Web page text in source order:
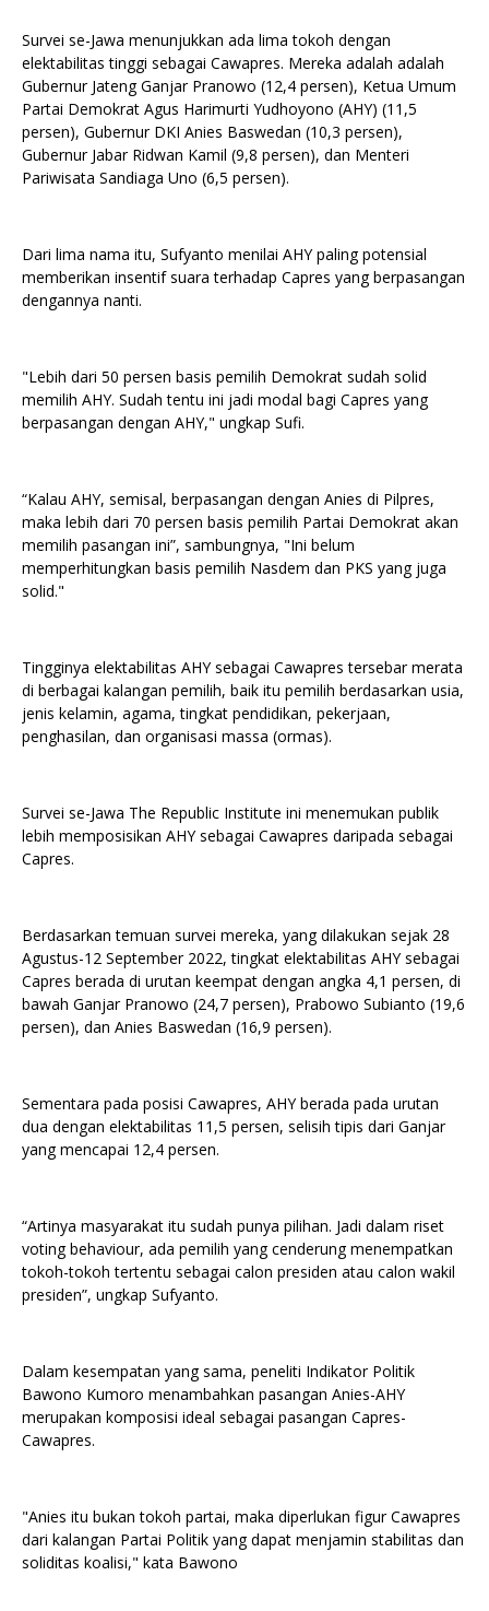
Survei se-Jawa menunjukkan ada lima tokoh dengan
elektabilitas tinggi sebagai Cawapres. Mereka adalah adalah
Gubernur Jateng Ganjar Pranowo (12,4 persen), Ketua Umum
Partai Demokrat Agus Harimurti Yudhoyono (AHY) (11,5
persen), Gubernur DKI Anies Baswedan (10,3 persen),
Gubernur Jabar Ridwan Kamil (9,8 persen), dan Menteri
Pariwisata Sandiaga Uno (6,5 persen).
Dari lima nama itu, Sufyanto menilai AHY paling potensial
memberikan insentif suara terhadap Capres yang berpasangan
dengannya nanti.
"Lebih dari 50 persen basis pemilih Demokrat sudah solid
memilih AHY. Sudah tentu ini jadi modal bagi Capres yang
berpasangan dengan AHY," ungkap Sufi.
“Kalau AHY, semisal, berpasangan dengan Anies di Pilpres,
maka lebih dari 70 persen basis pemilih Partai Demokrat akan
memilih pasangan ini”, sambungnya, "Ini belum
memperhitungkan basis pemilih Nasdem dan PKS yang juga
solid."
Tingginya elektabilitas AHY sebagai Cawapres tersebar merata
di berbagai kalangan pemilih, baik itu pemilih berdasarkan usia,
jenis kelamin, agama, tingkat pendidikan, pekerjaan,
penghasilan, dan organisasi massa (ormas).
Survei se-Jawa The Republic Institute ini menemukan publik
lebih memposisikan AHY sebagai Cawapres daripada sebagai
Capres.
Berdasarkan temuan survei mereka, yang dilakukan sejak 28
Agustus-12 September 2022, tingkat elektabilitas AHY sebagai
Capres berada di urutan keempat dengan angka 4,1 persen, di
bawah Ganjar Pranowo (24,7 persen), Prabowo Subianto (19,6
persen), dan Anies Baswedan (16,9 persen).
Sementara pada posisi Cawapres, AHY berada pada urutan
dua dengan elektabilitas 11,5 persen, selisih tipis dari Ganjar
yang mencapai 12,4 persen.
“Artinya masyarakat itu sudah punya pilihan. Jadi dalam riset
voting behaviour, ada pemilih yang cenderung menempatkan
tokoh-tokoh tertentu sebagai calon presiden atau calon wakil
presiden”, ungkap Sufyanto.
Dalam kesempatan yang sama, peneliti Indikator Politik
Bawono Kumoro menambahkan pasangan Anies-AHY
merupakan komposisi ideal sebagai pasangan Capres-
Cawapres.
"Anies itu bukan tokoh partai, maka diperlukan figur Cawapres
dari kalangan Partai Politik yang dapat menjamin stabilitas dan
soliditas koalisi," kata Bawono